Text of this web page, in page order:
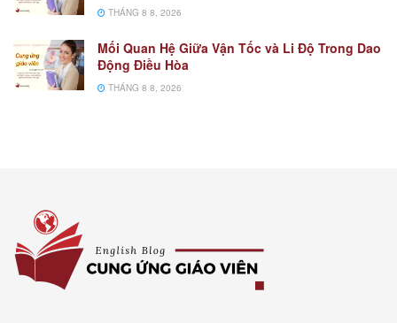
THÁNG 8 8, 2026
Mối Quan Hệ Giữa Vận Tốc và Li Độ Trong Dao
Động Điều Hòa
THÁNG 8 8, 2026